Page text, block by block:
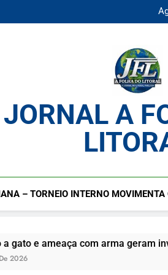
JORNAL A
– TORNEIO INTERNO
com arma geram investigação